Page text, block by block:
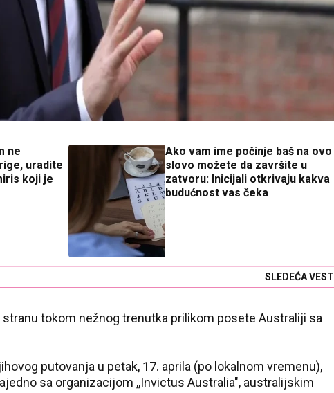
ne
uradite
koji je
Ako vam ime počinje baš na ovo
slovo možete da završite u
zatvoru: Inicijali otkrivaju kakva
budućnost vas čeka
SLEDEĆA VEST
tokom nežnog trenutka prilikom posete Australiji sa
putovanja u petak, 17. aprila (po lokalnom vremenu),
sa organizacijom ,,Invictus Australia", australijskim